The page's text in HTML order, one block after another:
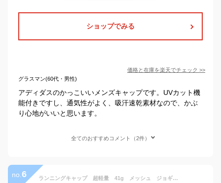
ショップでみる
価格と在庫を楽天でチェック >>
グラスマン(60代・男性)
アディダスのかっこいいメンズキャップです。UVカット機
能付きですし、通気性がよく、吸汗速乾素材なので、かぶ
り心地がいいと思います。
全てのおすすめコメント（2件）
no. 6 ランニングキャップ 超軽量 41g メッシュ ジョギング 日よけ UVカット キャップ深め 帽子 速乾 通気性 スポーツキャップ レディース キャップ メンズ キャップ